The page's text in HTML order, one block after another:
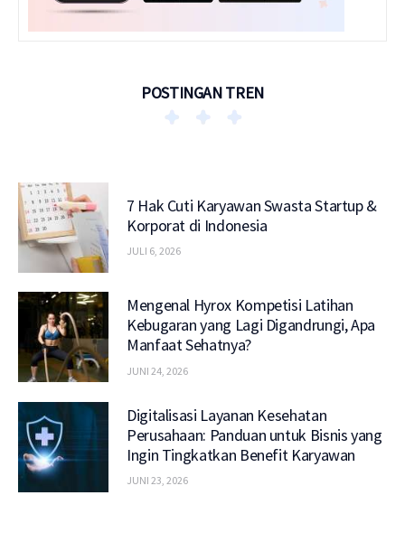
POSTINGAN TREN
7 Hak Cuti Karyawan Swasta Startup &
Korporat di Indonesia
JULI 6, 2026
Mengenal Hyrox Kompetisi Latihan
Kebugaran yang Lagi Digandrungi, Apa
Manfaat Sehatnya?
JUNI 24, 2026
Digitalisasi Layanan Kesehatan
Perusahaan: Panduan untuk Bisnis yang
Ingin Tingkatkan Benefit Karyawan
JUNI 23, 2026